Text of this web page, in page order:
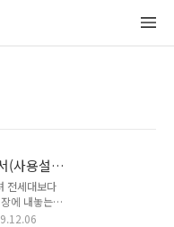
(사용설명
전세대보다
에 내놓는다
성능 해치백